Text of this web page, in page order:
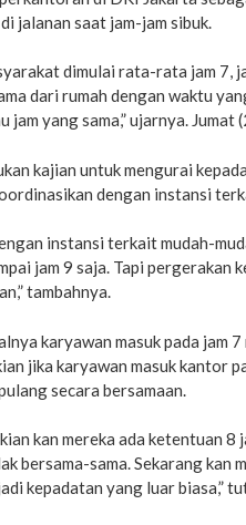
jalanan saat jam-jam sibuk.
dimulai rata-rata jam 7,
dari rumah dengan waktu
jam yang sama,” ujarnya.
kajian untuk mengurai
dengan instansi
instansi terkait mudah-
jam 9 saja. Tapi pergerakan
tambahnya.
karyawan masuk pada jam
jika karyawan masuk kantor
secara bersamaan.
kan mereka ada ketentuan 8
bersama-sama. Sekarang kan
kepadatan yang luar biasa,”